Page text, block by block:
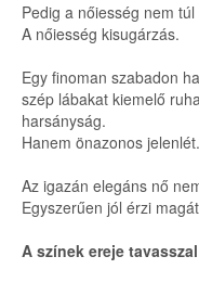
Pedig a nőiesség nem túl
A nőiesség kisugárzás.
Egy finoman szabadon
szép lábakat kiemelő
harsányság.
Hanem önazonos jelenlét.
Az igazán elegáns nő
Egyszerűen jól érzi
A színek ereje tavasszal